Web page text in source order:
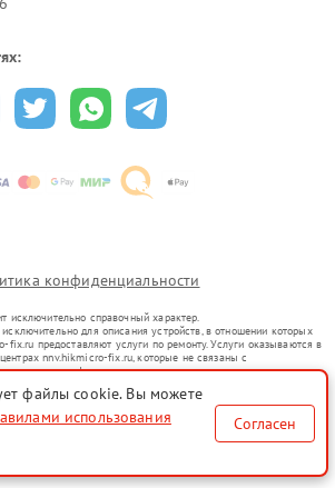
конфиденциальности
исключительно справочный характер.
для описания устройств, в отношении которых
предоставляют услуги по ремонту. Услуги оказываются в
nnv.hikmicro-fix.ru, которые не связаны с
или их официальными представителями.
уже введенных в гражданский оборот в соответствии
не преследует цели индивидуализации услуг или введения
служит для информирования о предоставляемых услугах по
не является публичной офертой, определяемой
кодекса РФ
файлы cookie. Вы можете
использования
Согласен